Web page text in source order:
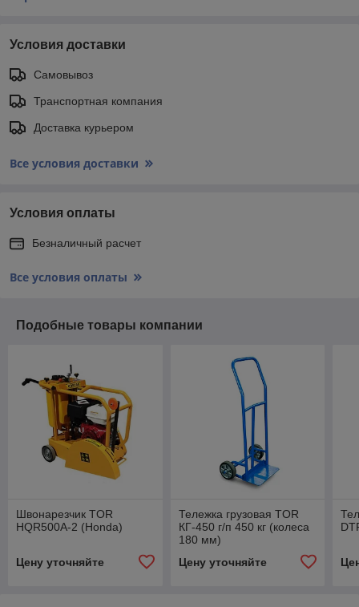
Условия доставки
Самовывоз
Транспортная компания
Доставка курьером
Все условия доставки
Условия оплаты
Безналичный расчет
Все условия оплаты
Подобные товары компании
Швонарезчик TOR
HQR500A-2 (Honda)
Цену уточняйте
Тележка грузовая TOR
КГ-450 г/п 450 кг (колеса
180 мм)
Цену уточняйте